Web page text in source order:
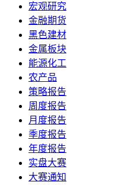
宏观研究
金融期货
黑色建材
金属板块
能源化工
农产品
策略报告
周度报告
月度报告
季度报告
年度报告
实盘大赛
大赛通知